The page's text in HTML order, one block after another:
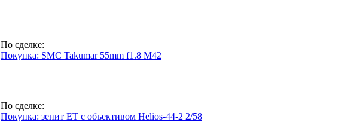
По сделке:
Покупка: SMC Takumar 55mm f1.8 M42
По сделке:
Покупка: зенит ЕТ с объективом Helios-44-2 2/58